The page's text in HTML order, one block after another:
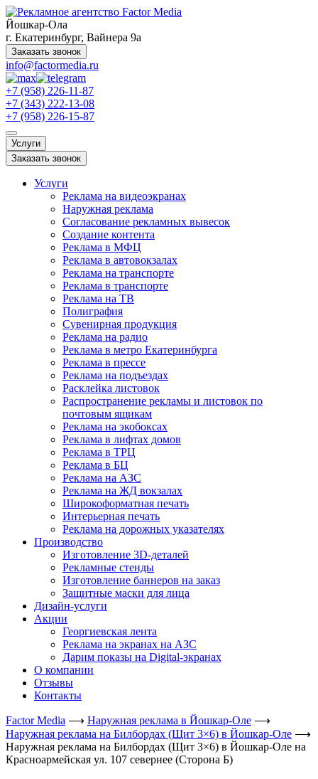
Йошкар-Ола
г. Екатеринбург, Вайнера 9а
Заказать звонок
info@factormedia.ru
+7 (958) 226-11-87
+7 (343) 222-13-08
+7 (958) 226-15-87
Услуги
Заказать звонок
Услуги
Реклама на видеоэкранах
Наружная реклама
Согласование рекламных вывесок
Создание контента
Реклама в МФЦ
Реклама в автовокзалах
Реклама на транспорте
Реклама в транспорте
Реклама на ТВ
Полиграфия
Сувенирная продукция
Реклама на радио
Реклама в метро Екатеринбурга
Реклама в прессе
Реклама на подъездах
Расклейка листовок
Распространение рекламы и листовок по
почтовым ящикам
Реклама на экобоксах
Реклама в лифтах домов
Реклама в ТРЦ
Реклама в БЦ
Реклама на АЗС
Реклама на ЖД вокзалах
Широкоформатная печать
Интерьерная печать
Реклама на дорожных указателях
Производство
Изготовление 3D-деталей
Рекламные стенды
Изготовление баннеров на заказ
Защитные маски для лица
Дизайн-услуги
Акции
Георгиевская лента
Реклама на экранах на АЗС
Дарим показы на Digital-экранах
О компании
Отзывы
Контакты
Factor Media ⟶ Наружная реклама в Йошкар-Оле ⟶
Наружная реклама на Билбордах (Щит 3×6) в Йошкар-Оле ⟶
Наружная реклама на Билбордах (Щит 3×6) в Йошкар-Оле на
Красноармейская ул. 107 севернее (Сторона Б)